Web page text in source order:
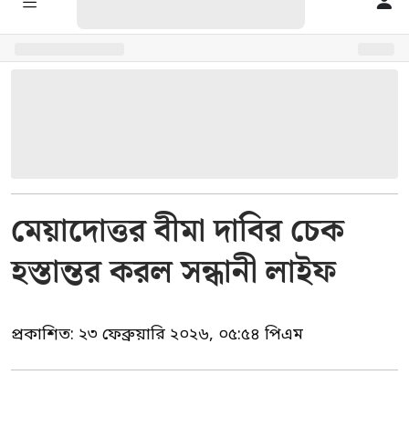
মেয়াদোত্তর বীমা দাবির চেক
হস্তান্তর করল সন্ধানী লাইফ
প্রকাশিত: ২৩ ফেব্রুয়ারি ২০২৬, ০৫:৫৪ পিএম